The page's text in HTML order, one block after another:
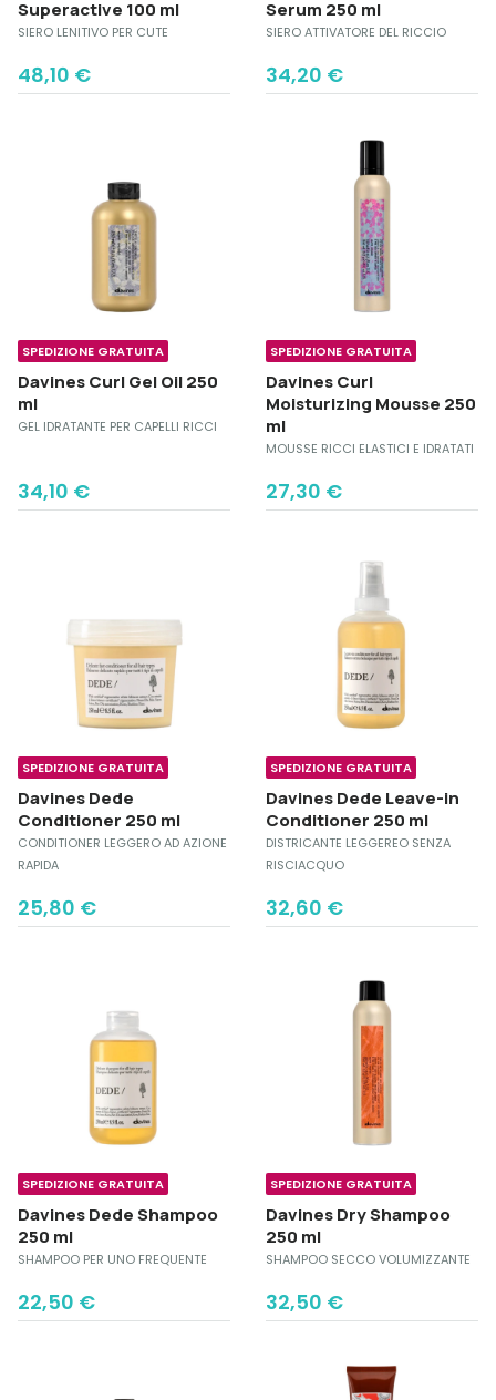
Superactive 100 ml
SIERO LENITIVO PER CUTE
48,10 €
Serum 250 ml
SIERO ATTIVATORE DEL RICCIO
34,20 €
SPEDIZIONE GRATUITA
Davines Curl Gel Oil 250
ml
GEL IDRATANTE PER CAPELLI RICCI
34,10 €
SPEDIZIONE GRATUITA
Davines Curl
Moisturizing Mousse 250
ml
MOUSSE RICCI ELASTICI E IDRATATI
27,30 €
SPEDIZIONE GRATUITA
Davines Dede
Conditioner 250 ml
CONDITIONER LEGGERO AD AZIONE
RAPIDA
25,80 €
SPEDIZIONE GRATUITA
Davines Dede Leave-in
Conditioner 250 ml
DISTRICANTE LEGGEREO SENZA
RISCIACQUO
32,60 €
SPEDIZIONE GRATUITA
Davines Dede Shampoo
250 ml
SHAMPOO PER UNO FREQUENTE
22,50 €
SPEDIZIONE GRATUITA
Davines Dry Shampoo
250 ml
SHAMPOO SECCO VOLUMIZZANTE
32,50 €